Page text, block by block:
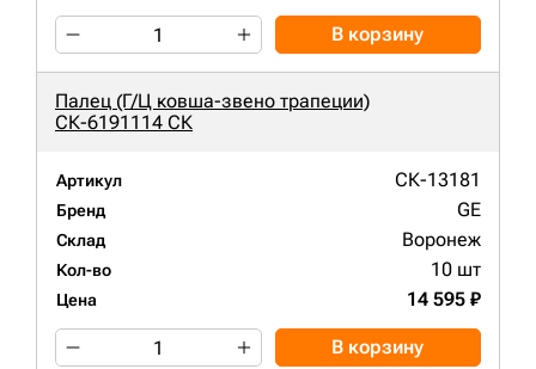
В корзину
Палец (Г/Ц ковша-звено трапеции)
СК-6191114 СК
Артикул СК-13181
Бренд GE
Склад Воронеж
Кол-во 10 шт
Цена 14 595 ₽
В корзину